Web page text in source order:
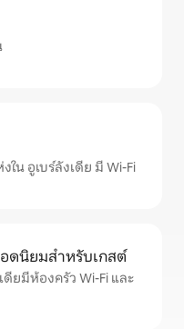
ใน อูเบร์ลังเดีย มี Wi-Fi
ดนิยมสำหรับเกสต์
ดียมีห้องครัว Wi-Fi และ